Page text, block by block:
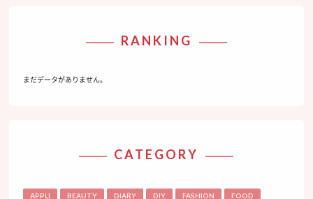
RANKING
まだデータがありません。
CATEGORY
APPLI BEAUTY DIARY DIY FASHION FOOD